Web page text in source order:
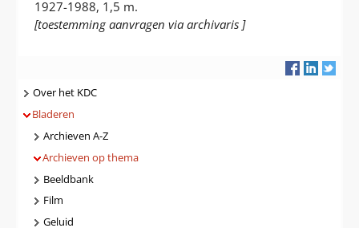
1927-1988, 1,5 m.
[toestemming aanvragen via archivaris ]
Navigatie
Over het KDC
Bladeren
Archieven A-Z
Archieven op thema
Beeldbank
Film
Geluid